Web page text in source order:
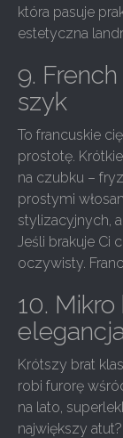
która pasuje
estetyczna
9.
szyk
To francuskie
prostotę.
na czubku –
prostymi
stylizacyjnych,
Jeśli brakuje Ci
oczywisty.
10.
Krótszy brat
robi furorę
na lato,
największy